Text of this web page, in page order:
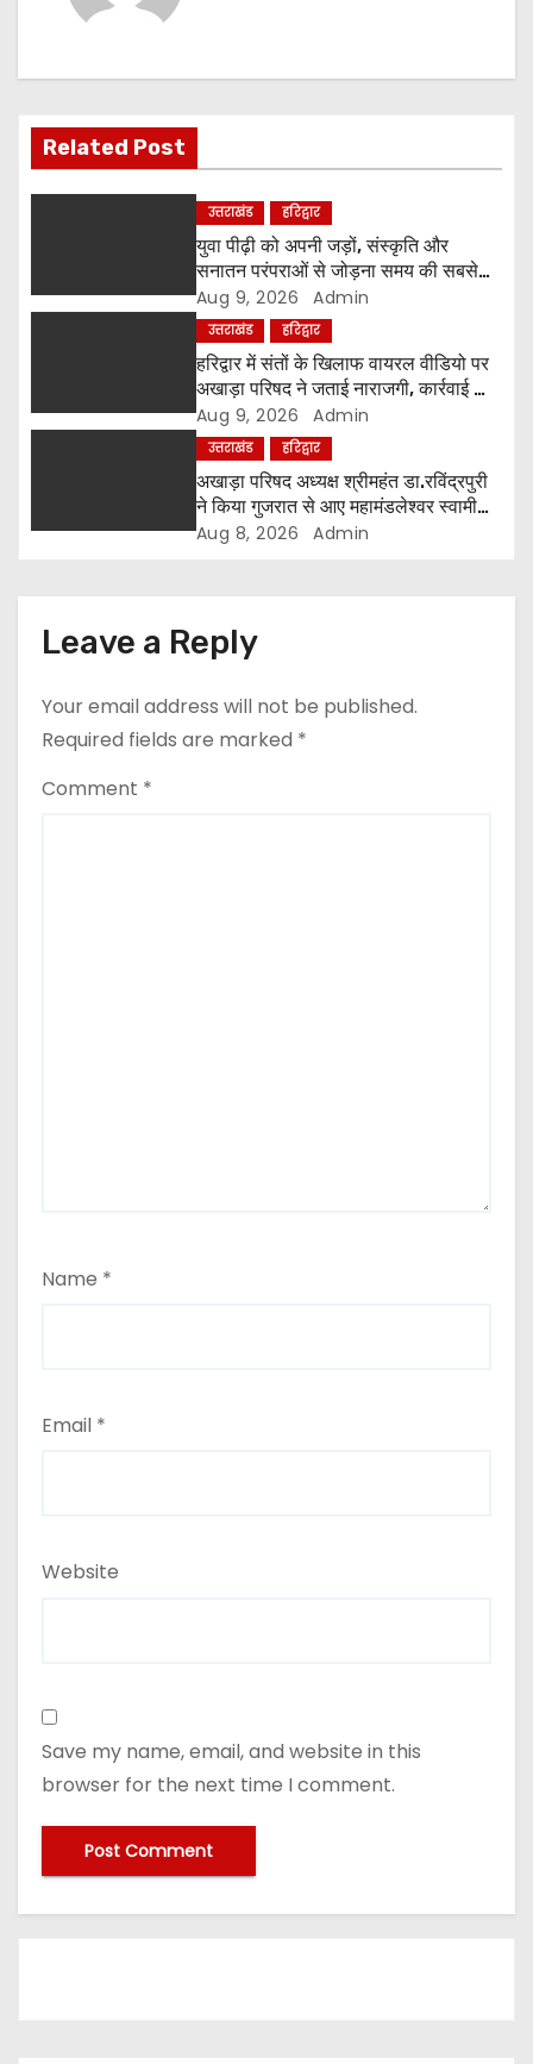
v
i
g
i
n
Related Post
उत्तराखंड हरिद्वार
युवा पीढ़ी को अपनी जड़ों, संस्कृति और
सनातन परंपराओं से जोड़ना समय की सबसे
बड़ी आवश्यकता-श्रीमहंत रविंद्रपुरी
Aug 9, 2026 Admin
उत्तराखंड हरिद्वार
हरिद्वार में संतों के खिलाफ वायरल वीडियो पर
अखाड़ा परिषद ने जताई नाराजगी, कार्रवाई की
चेतावनी दी
Aug 9, 2026 Admin
उत्तराखंड हरिद्वार
अखाड़ा परिषद अध्यक्ष श्रीमहंत डा.रविंद्रपुरी
ने किया गुजरात से आए महामंडलेश्वर स्वामी
कुर्षी पुरी और भक्तों का स्वागत
Aug 8, 2026 Admin
Leave a Reply
Your email address will not be published.
Required fields are marked *
Comment *
Name *
Email *
Website
Save my name, email, and website in this
browser for the next time I comment.